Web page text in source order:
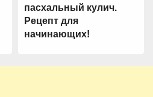
пасхальный кулич.
Рецепт для
начинающих!